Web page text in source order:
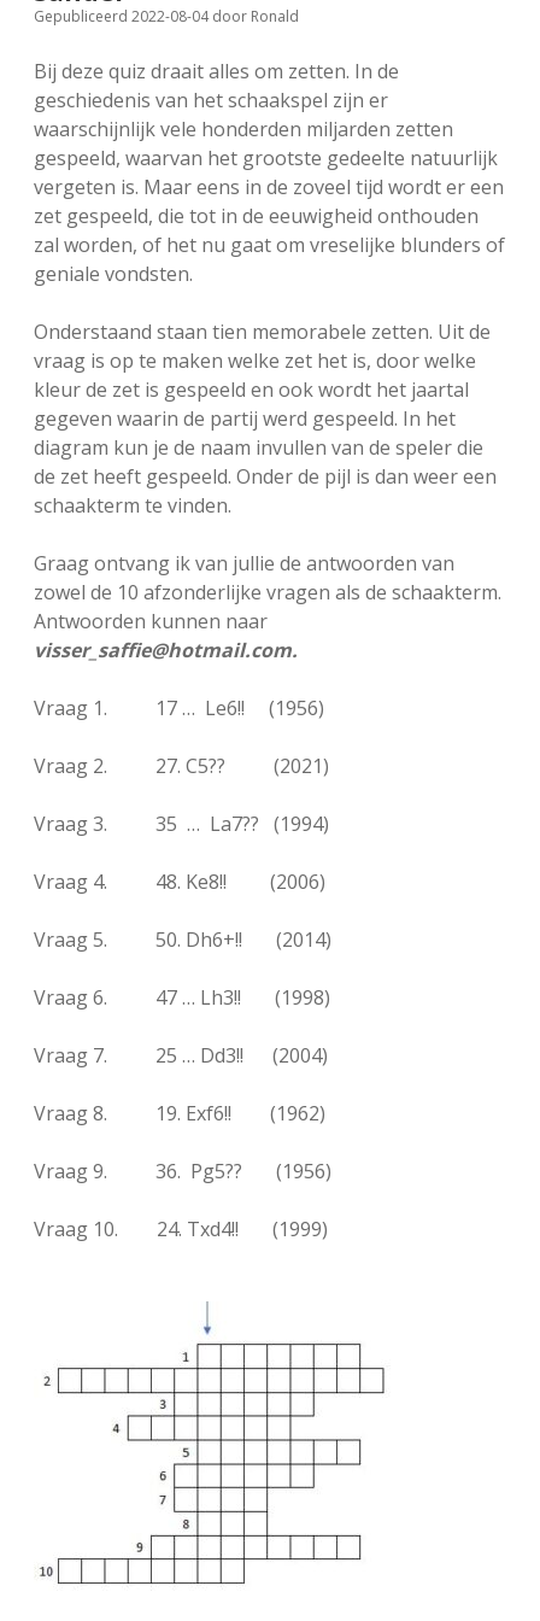
FSB: Schaakwoude II
FSB: Schaakwoude III
Koppelingen
Sponsoren
facebookinstagram
Gepubliceerd 2022-08-04door Ronald
Bij deze quiz draait alles om zetten. In de
geschiedenis van het schaakspel zijn er
waarschijnlijk vele honderden miljarden zetten
gespeeld, waarvan het grootste gedeelte natuurlijk
vergeten is. Maar eens in de zoveel tijd wordt er een
zet gespeeld, die tot in de eeuwigheid onthouden
zal worden, of het nu gaat om vreselijke blunders of
geniale vondsten.
Onderstaand staan tien memorabele zetten. Uit de
vraag is op te maken welke zet het is, door welke
kleur de zet is gespeeld en ook wordt het jaartal
gegeven waarin de partij werd gespeeld. In het
diagram kun je de naam invullen van de speler die
de zet heeft gespeeld. Onder de pijl is dan weer een
schaakterm te vinden.
Graag ontvang ik van jullie de antwoorden van
zowel de 10 afzonderlijke vragen als de schaakterm.
Antwoorden kunnen naar
visser_saffie@hotmail.com.
Vraag 1. 17 … Le6!! (1956)
Vraag 2. 27. C5?? (2021)
Vraag 3. 35 … La7?? (1994)
Vraag 4. 48. Ke8!! (2006)
Vraag 5. 50. Dh6+!! (2014)
Vraag 6. 47 … Lh3!! (1998)
Vraag 7. 25 … Dd3!! (2004)
Vraag 8. 19. Exf6!! (1962)
Vraag 9. 36. Pg5?? (1956)
Vraag 10. 24. Txd4!! (1999)